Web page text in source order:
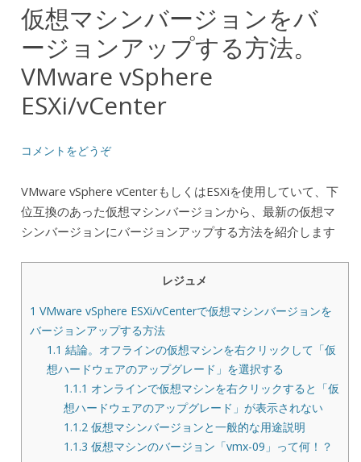
仮想マシンバージョンをバ
ージョンアップする方法。
VMware vSphere
ESXi/vCenter
コメントをどうぞ
VMware vSphere vCenterもしくはESXiを使用していて、下
位互換のあった仮想マシンバージョンから、最新の仮想マ
シンバージョンにバージョンアップする方法を紹介します
レジュメ
1 VMware vSphere ESXi/vCenterで仮想マシンバージョンを
バージョンアップする方法
1.1 結論。オフラインの仮想マシンを右クリックして「仮
想ハードウェアのアップグレード」を選択する
1.1.1 オンラインで仮想マシンを右クリックすると「仮
想ハードウェアのアップグレード」が表示されない
1.1.2仮想マシンバージョンと一般的な用途説明
1.1.3 仮想マシンのバージョン「vmx-09」って何！？